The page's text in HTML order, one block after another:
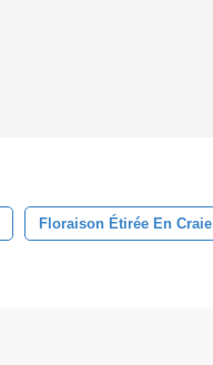
Floraison Étirée En Craie